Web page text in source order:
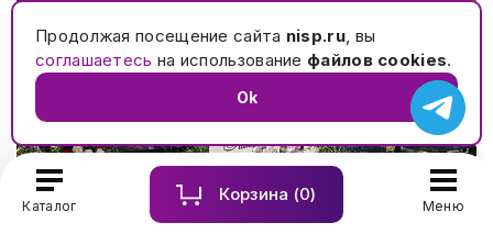
Каталог
Корзина (0)
Меню
Продолжая посещение сайта nisp.ru, вы
соглашаетесь на использование файлов cookies.
Ok